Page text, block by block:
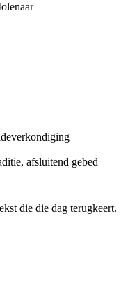
afsluitend gebed
die die dag terugkeert.